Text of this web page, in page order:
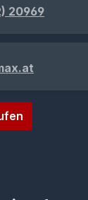
20969